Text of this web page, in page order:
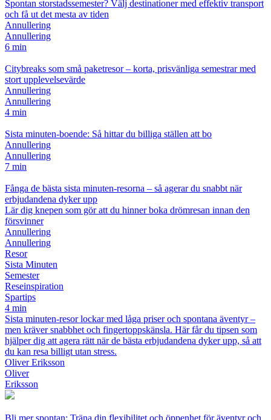
Spontan storstadssemester? Välj destinationer med effektiv transport
och få ut det mesta av tiden
Annullering
Annullering
6 min
Citybreaks som små paketresor – korta, prisvänliga semestrar med
stort upplevelsevärde
Annullering
Annullering
4 min
Sista minuten-boende: Så hittar du billiga ställen att bo
Annullering
Annullering
7 min
Fånga de bästa sista minuten-resorna – så agerar du snabbt när
erbjudandena dyker upp
Lär dig knepen som gör att du hinner boka drömresan innan den
försvinner
Annullering
Annullering
Resor
Sista Minuten
Semester
Reseinspiration
Spartips
4 min
Sista minuten-resor lockar med låga priser och spontana äventyr –
men kräver snabbhet och fingertoppskänsla. Här får du tipsen som
hjälper dig att agera rätt när de bästa erbjudandena dyker upp, så att
du kan resa billigt utan stress.
Oliver Eriksson
Oliver
Eriksson